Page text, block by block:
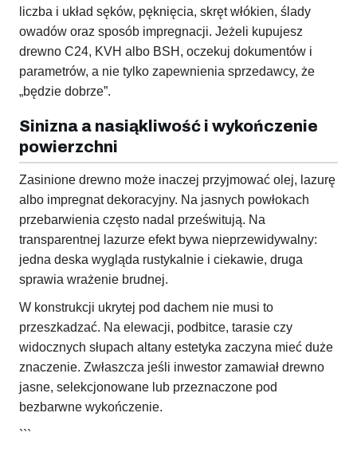
liczba i układ sęków, pęknięcia, skręt włókien, ślady
owadów oraz sposób impregnacji. Jeżeli kupujesz
drewno C24, KVH albo BSH, oczekuj dokumentów i
parametrów, a nie tylko zapewnienia sprzedawcy, że
„będzie dobrze”.
Sinizna a nasiąkliwość i wykończenie
powierzchni
Zasinione drewno może inaczej przyjmować olej, lazurę
albo impregnat dekoracyjny. Na jasnych powłokach
przebarwienia często nadal prześwitują. Na
transparentnej lazurze efekt bywa nieprzewidywalny:
jedna deska wygląda rustykalnie i ciekawie, druga
sprawia wrażenie brudnej.
W konstrukcji ukrytej pod dachem nie musi to
przeszkadzać. Na elewacji, podbitce, tarasie czy
widocznych słupach altany estetyka zaczyna mieć duże
znaczenie. Zwłaszcza jeśli inwestor zamawiał drewno
jasne, selekcjonowane lub przeznaczone pod
bezbarwne wykończenie.
```